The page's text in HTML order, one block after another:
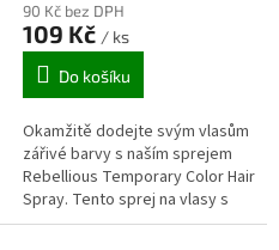
90 Kč bez DPH
109 Kč / ks
Do košíku
Okamžitě dodejte svým vlasům
zářivé barvy s naším sprejem
Rebellious Temporary Color Hair
Spray. Tento sprej na vlasy s
nízkým nasazením je ideální pro